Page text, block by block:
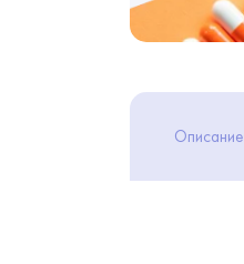
Описание